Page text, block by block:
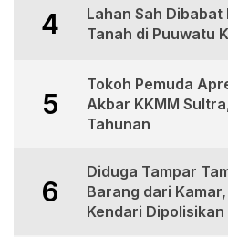
4
Lahan Sah
Tanah di Puuwatu
5
Tokoh Pemuda
Akbar KKMM
Tahunan
6
Diduga Tampar
Barang dari
Kendari Dipolisikan